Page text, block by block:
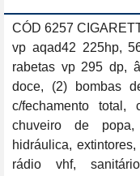
CÓD 6257
vp aqad42 225hp,
rabetas vp 295 dp,
doce, (2) bombas
c/fechamento total,
chuveiro de popa,
hidráulica,
rádio vhf,